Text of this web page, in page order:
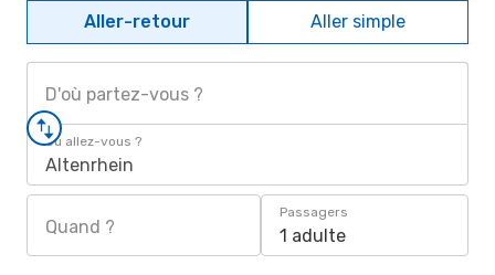
Aller-retour Aller simple
D'où partez-vous ?
Où allez-vous ?
Altenrhein
Quand ?
Passagers
1 adulte